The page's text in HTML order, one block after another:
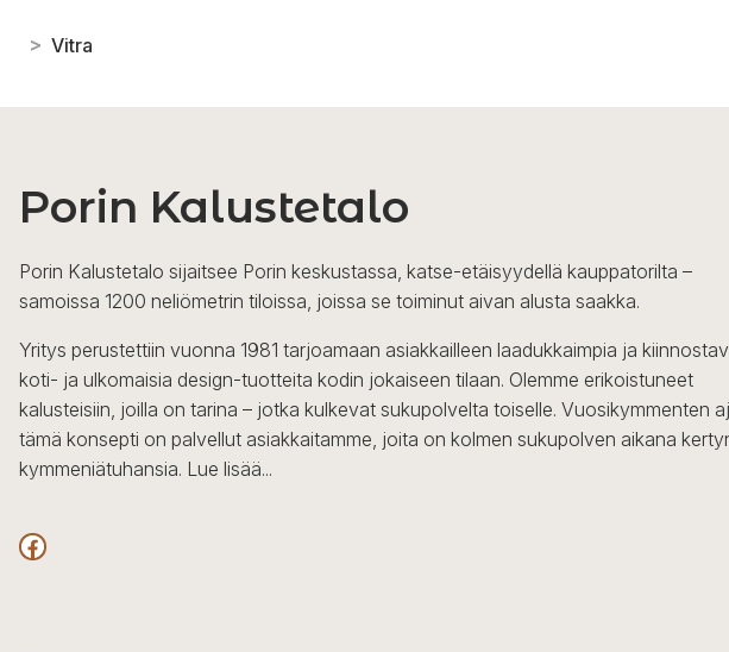
> Vitra
Porin Kalustetalo
Porin Kalustetalo sijaitsee Porin keskustassa, katse-etäisyydellä kauppatorilta –
samoissa 1200 neliömetrin tiloissa, joissa se toiminut aivan alusta saakka.
Yritys perustettiin vuonna 1981 tarjoamaan asiakkailleen laadukkaimpia ja
koti- ja ulkomaisia design-tuotteita kodin jokaiseen tilaan. Olemme erikoistuneet
kalusteisiin, joilla on tarina – jotka kulkevat sukupolvelta toiselle. Vuosikymmenten
tämä konsepti on palvellut asiakkaitamme, joita on kolmen sukupolven aikana
kymmeniätuhansia. Lue lisää...
Facebook